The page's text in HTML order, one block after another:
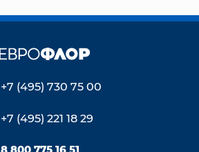
+7 (495) 730 75 00
+7 (495) 221 18 29
8 800 775 16 51